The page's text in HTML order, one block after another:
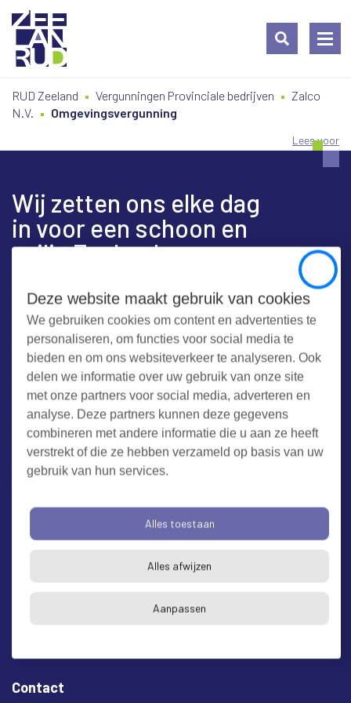
Close
Deze website maakt gebruik van cookies
We gebruiken cookies om content en advertenties te
personaliseren, om functies voor social media te
bieden en om ons websiteverkeer te analyseren. Ook
delen we informatie over uw gebruik van onze site
met onze partners voor social media, adverteren en
analyse. Deze partners kunnen deze gegevens
combineren met andere informatie die u aan ze heeft
verstrekt of die ze hebben verzameld op basis van uw
gebruik van hun services.
Alles toestaan
Alles afwijzen
Aanpassen
naar
naarRUD Zeeland Vergunningen Provinciale bedrijven
Zalco
N.V.
Omgevingsvergunning
Lees voor
Wij zetten ons elke dag
in voor een schoon en
veilig Zeeland
Contact
Werken bij RUD Zeeland
Milieuklacht melden
Algemene voorwaarden
Toegankelijkheid
Bezoekadres en postadres
* op afspraak
RUD Zeeland
Buitenruststraat 6
Contact